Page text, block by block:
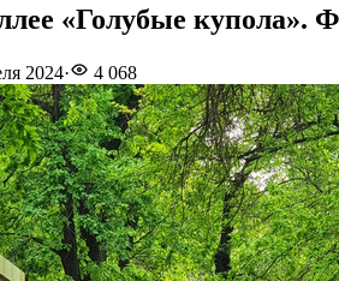
«Голубые купола».
2024· 4 068